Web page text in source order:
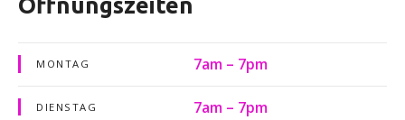
MONTAG 7am – 7pm
DIENSTAG 7am – 7pm